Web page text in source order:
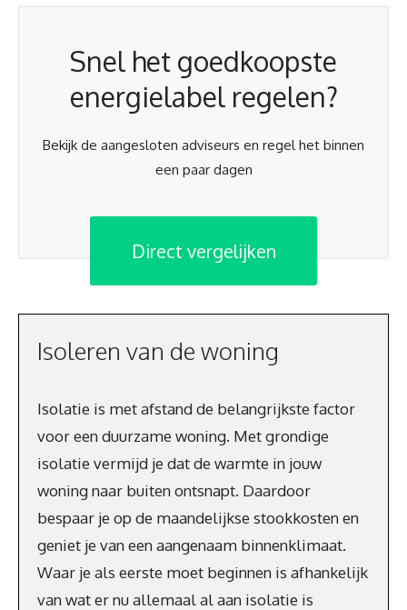
Snel het goedkoopste
energielabel regelen?
Bekijk de aangesloten adviseurs en regel het binnen
een paar dagen
Direct vergelijken
Isoleren van de woning
Isolatie is met afstand de belangrijkste factor
voor een duurzame woning. Met grondige
isolatie vermijd je dat de warmte in jouw
woning naar buiten ontsnapt. Daardoor
bespaar je op de maandelijkse stookkosten en
geniet je van een aangenaam binnenklimaat.
Waar je als eerste moet beginnen is afhankelijk
van wat er nu allemaal al aan isolatie is